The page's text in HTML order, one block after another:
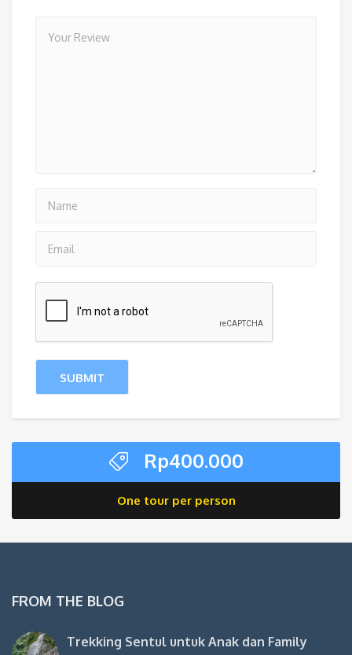
Rp400.000
One tour per person
FROM THE BLOG
Trekking Sentul untuk Anak dan Family